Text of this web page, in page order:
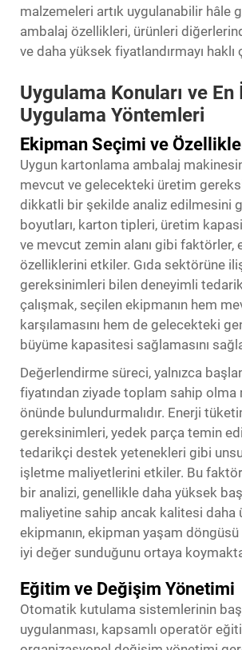
malzemeleri artık uygulanabilir hâle
ambalaj özellikleri, ürünleri
ve daha yüksek fiyatlandırmayı haklı
Uygulama Konuları ve En
Uygulama Yöntemleri
Ekipman Seçimi ve
Uygun kartonlama ambalaj
mevcut ve gelecekteki üretim
dikkatli bir şekilde analiz edilmesini
boyutları, karton tipleri, üretim
ve mevcut zemin alanı gibi faktörler,
özelliklerini etkiler. Gıda sektörüne
gereksinimleri bilen deneyimli
çalışmak, seçilen ekipmanın hem
karşılamasını hem de gelecekteki
büyüme kapasitesi sağlamasını
Değerlendirme süreci, yalnızca
fiyatından ziyade toplam sahip olma
önünde bulundurmalıdır. Enerji
gereksinimleri, yedek parça temin
tedarikçi destek yetenekleri gibi
işletme maliyetlerini etkiler. Bu
bir analizi, genellikle daha yüksek
maliyetine sahip ancak kalitesi daha
ekipmanın, ekipman yaşam
iyi değer sunduğunu ortaya
Eğitim ve Değişim Yönetimi
Otomatik kutulama sistemlerinin
uygulanması, kapsamlı operatör